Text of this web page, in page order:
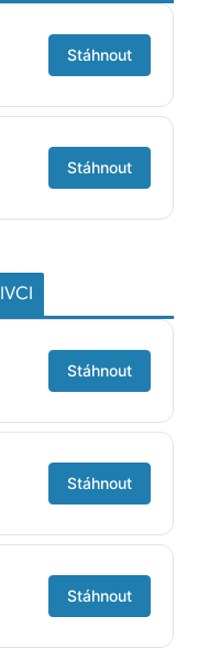
Stáhnout
Stáhnout
Stáhnout
Stáhnout
Stáhnout